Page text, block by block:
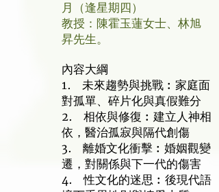
月（逢星期四）
教授：陳霍玉蓮女士、林旭
昇先生。
內容大綱
1. 未來趨勢與挑戰︰家庭面
對孤單、碎片化與真假難分
2. 相依與修復︰建立人神相
依，醫治孤寂與隔代創傷
3. 離婚文化衝擊︰婚姻觀變
遷，對關係與下一代的傷害
4. 性文化的迷思︰後現代語